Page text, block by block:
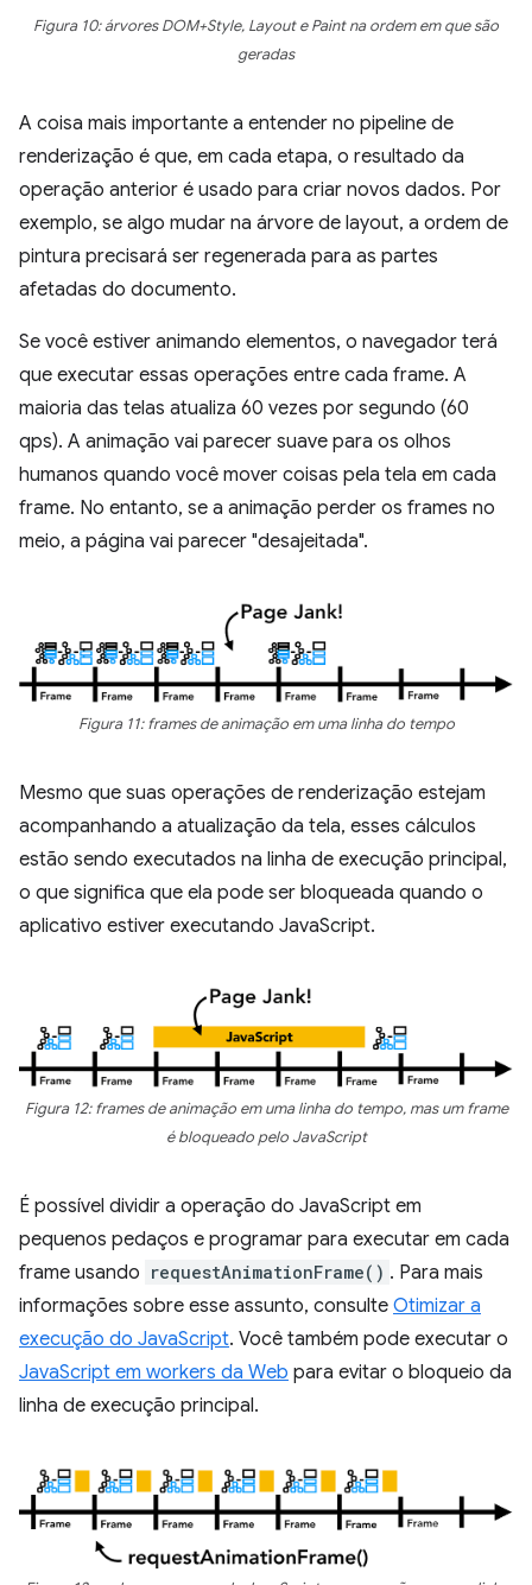
Figura 10: árvores DOM+Style, Layout e Paint na ordem em que são
geradas
A coisa mais importante a entender no pipeline de
renderização é que, em cada etapa, o resultado da
operação anterior é usado para criar novos dados. Por
exemplo, se algo mudar na árvore de layout, a ordem de
pintura precisará ser regenerada para as partes
afetadas do documento.
Se você estiver animando elementos, o navegador terá
que executar essas operações entre cada frame. A
maioria das telas atualiza 60 vezes por segundo (60
qps). A animação vai parecer suave para os olhos
humanos quando você mover coisas pela tela em cada
frame. No entanto, se a animação perder os frames no
meio, a página vai parecer "desajeitada".
Figura 11: frames de animação em uma linha do tempo
Mesmo que suas operações de renderização estejam
acompanhando a atualização da tela, esses cálculos
estão sendo executados na linha de execução principal,
o que significa que ela pode ser bloqueada quando o
aplicativo estiver executando JavaScript.
Figura 12: frames de animação em uma linha do tempo, mas um frame
é bloqueado pelo JavaScript
É possível dividir a operação do JavaScript em
pequenos pedaços e programar para executar em cada
frame usando requestAnimationFrame() . Para mais
informações sobre esse assunto, consulte Otimizar a
execução do JavaScript. Você também pode executar o
JavaScript em workers da Web para evitar o bloqueio da
linha de execução principal.